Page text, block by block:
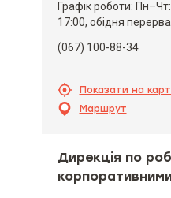
Графік роботи:
17:00, обідня
(067) 100-88-34
Показати на
Маршрут
Дирекція по